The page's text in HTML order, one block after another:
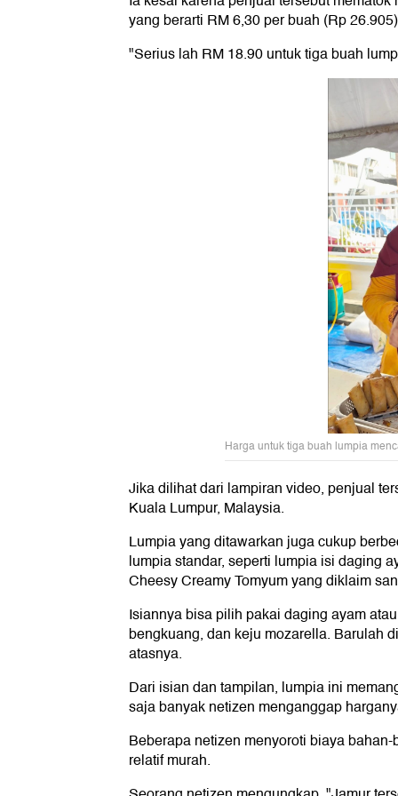
yang berarti RM 6,30 per buah (Rp
"Serius lah RM 18.90 untuk tiga buah
Harga untuk tiga buah lumpia
Jika dilihat dari lampiran video, penjual
Kuala Lumpur, Malaysia.
Lumpia yang ditawarkan juga cukup
lumpia standar, seperti lumpia isi daging
Cheesy Creamy Tomyum yang diklaim
Isiannya bisa pilih pakai daging ayam
bengkuang, dan keju mozarella. Barulah
atasnya.
Dari isian dan tampilan, lumpia ini
saja banyak netizen menganggap
Beberapa netizen menyoroti biaya
relatif murah.